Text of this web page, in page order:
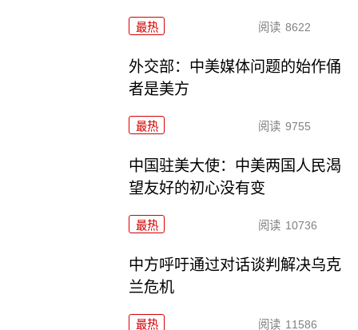
最热 阅读 8622
外交部：中美媒体问题的始作俑
者是美方
最热 阅读 9755
中国驻美大使：中美两国人民渴
望友好的初心没有变
最热 阅读 10736
中方呼吁通过对话谈判解决乌克
兰危机
最热 阅读 11586